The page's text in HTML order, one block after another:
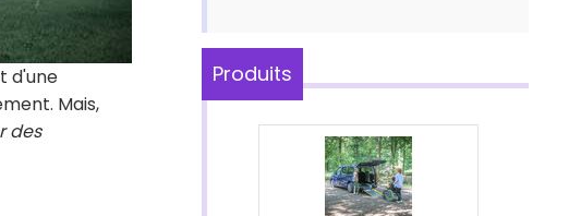
d'une
Mais,
des
Produits